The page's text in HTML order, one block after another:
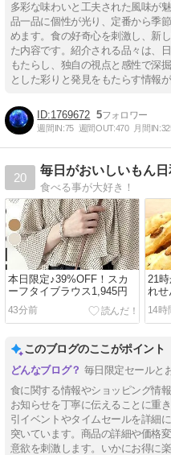
多彩な味わいと工夫された風味が
品一品に個性が光り、定番から季
めます。食の好奇心を刺激し、新
た内容です。紹介される品々は、
もたらし、独自の視点と感性で深
とした彩りと発見をもたらす情報
1769672 5
週間IN:75 週間OUT:470 月間IN:
20
食べる事が大好き！
本日限定♪39%OFF！スカ
ーフタイブラウス1,945円
43分前
21
れせ
14時
このブログのここがポイント
毎日限定セールと
食に関する情報やショッピング情
お知らせを丁寧に伝えることに重
引イベントやタイムセールを詳細
突いています。商品の詳細や価格
意欲を刺激します。いかにお得に